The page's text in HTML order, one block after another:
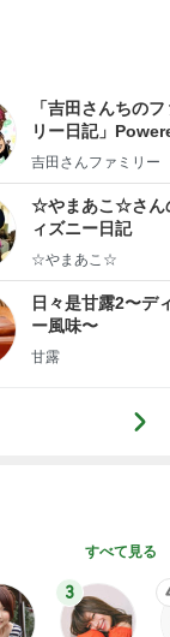
「吉田さんちの
リー日記」
y Ameba 吉田さ
ログ
吉田さんファミリー
☆やまあこ☆さん
ィズニー日記
☆やまあこ☆
日々是甘露2〜デ
ー風味〜
甘露
すべて見る
3